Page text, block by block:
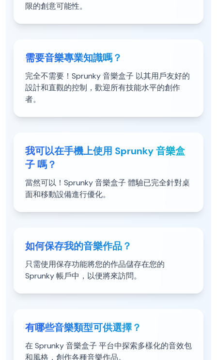
限的創意可能性。
需要音樂專業知識嗎？
完全不需要！Sprunky 音樂盒子 以其用戶友好的
設計和直觀的控制，歡迎所有技能水平的創作
者。
我可以在手機上使用 Sprunky 音樂盒
子 嗎？
當然可以！Sprunky 音樂盒子 體驗已完全針對桌
面和移動設備進行優化。
如何保存我的音樂作品？
只需使用保存功能將您的作品儲存在您的
Sprunky 帳戶中，以便將來訪問。
有哪些音樂類型可供選擇？
在 Sprunky 音樂盒子 平台中探索多樣化的音效包
和風格，創作各種音樂作品。